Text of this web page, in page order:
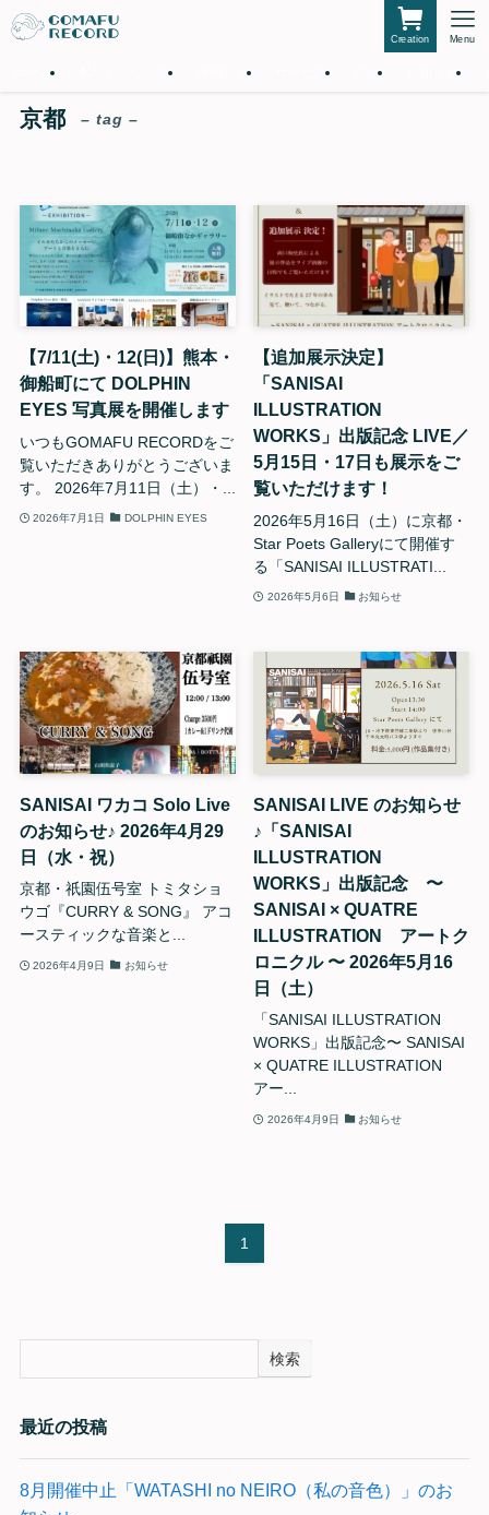
Creation Menu
ホーム 私たちについて 仲間たち サービス 作品 お知らせ
京都 – tag –
【7/11(土)・12(日)】熊本・
御船町にて DOLPHIN
EYES 写真展を開催します
いつもGOMAFU RECORDをご
覧いただきありがとうございま
す。 2026年7月11日（土）・...
2026年7月1日 DOLPHIN EYES
【追加展示決定】
「SANISAI
ILLUSTRATION
WORKS」出版記念 LIVE／
5月15日・17日も展示をご
覧いただけます！
2026年5月16日（土）に京都・
Star Poets Galleryにて開催す
る「SANISAI ILLUSTRATI...
2026年5月6日 お知らせ
SANISAI ワカコ Solo Live
のお知らせ♪ 2026年4月29
日（水・祝）
京都・祇園伍号室 トミタショ
ウゴ『CURRY & SONG』 アコ
ースティックな音楽と...
2026年4月9日 お知らせ
SANISAI LIVE のお知らせ
♪「SANISAI
ILLUSTRATION
WORKS」出版記念 〜
SANISAI × QUATRE
ILLUSTRATION アートク
ロニクル 〜 2026年5月16
日（土）
「SANISAI ILLUSTRATION
WORKS」出版記念〜 SANISAI
× QUATRE ILLUSTRATION
アー...
2026年4月9日 お知らせ
1
検索
最近の投稿
8月開催中止「WATASHI no NEIRO（私の音色）」のお